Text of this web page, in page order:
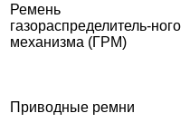
Ремень
газораспределитель-ного
механизма (ГРМ)
Приводные ремни